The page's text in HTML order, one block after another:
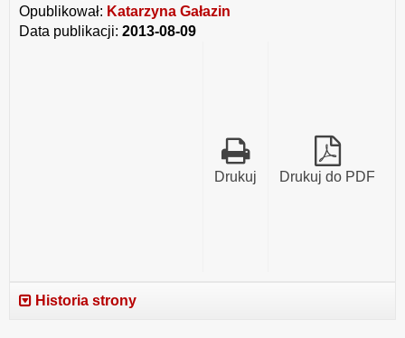
Opublikował: Katarzyna Gałazin
Data publikacji: 2013-08-09
Drukuj do PDF
Drukuj
Historia strony